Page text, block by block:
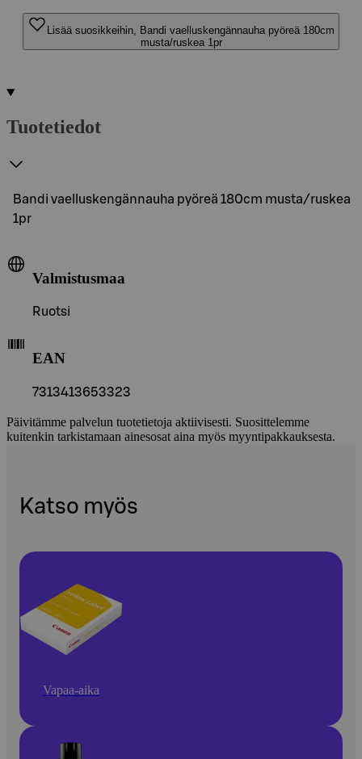
Lisää suosikkeihin, Bandi vaelluskengännauha pyöreä 180cm
musta/ruskea 1pr
Tuotetiedot
Bandi vaelluskengännauha pyöreä 180cm musta/ruskea
1pr
Valmistusmaa
Ruotsi
EAN
7313413653323
Päivitämme palvelun tuotetietoja aktiivisesti. Suosittelemme
kuitenkin tarkistamaan ainesosat aina myös myyntipakkauksesta.
Katso myös
Vapaa-aika